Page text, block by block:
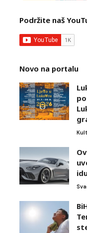
Podržite naš
Novo na portalu